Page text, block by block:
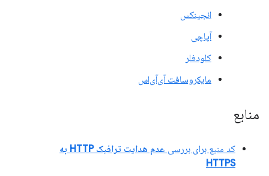
انجینکس
آپاچی
کلودفلر
مایکروسافت آی‌آی‌اس
منابع
کد منبع برای بررسی
عدم هدایت ترافیک HTTP به
HTTPS